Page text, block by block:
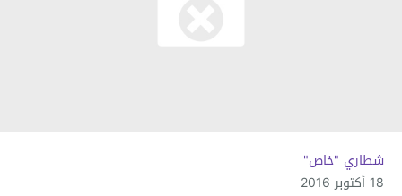
شطاري "خاص"
18 أكتوبر 2016